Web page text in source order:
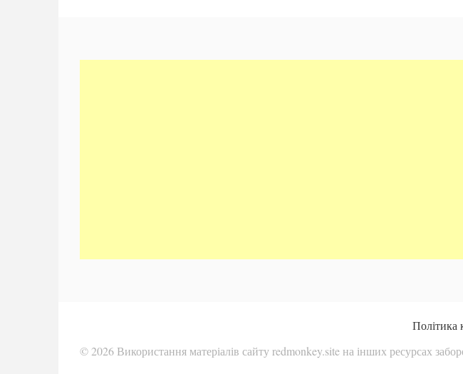
Політика
© 2026 Використання матеріалів сайту redmonkey.site на інших ресурсах